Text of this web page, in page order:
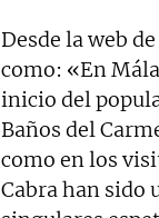
Desde la web
como: «En
inicio del
Baños del
como en los
Cabra han sido